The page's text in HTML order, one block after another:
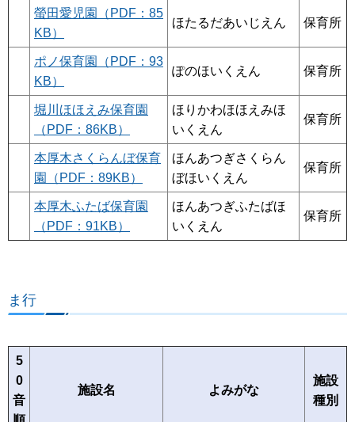
螢田愛児園（PDF：85
KB）
ほたるだあいじえん 保育所
ポノ保育園（PDF：93
KB）
ぽのほいくえん 保育所
堀川ほほえみ保育園
（PDF：86KB）
ほりかわほほえみほ
いくえん
保育所
本厚木さくらんぼ保育
園（PDF：89KB）
ほんあつぎさくらん
ぼほいくえん
保育所
本厚木ふたば保育園
（PDF：91KB）
ほんあつぎふたばほ
いくえん
保育所
ま行
5
0
音
施設名 よみがな
施設
種別